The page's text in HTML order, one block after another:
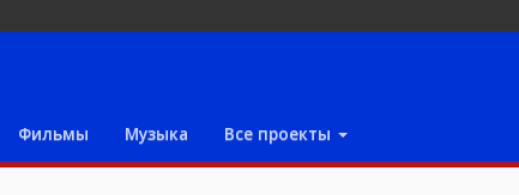
Фильмы Музыка Все проекты